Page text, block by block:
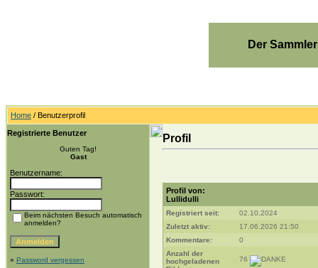
Der
Home / Benutzerprofil
Registrierte Benutzer
Guten Tag!
Gast
Benutzername:
Passwort:
Beim nächsten Besuch automatisch
anmelden?
» Password vergessen
Profil
Profil von:
Lullidulli
Registriert seit:
02.10.2024
Zuletzt aktiv:
17.06.2026 21:50
Kommentare:
0
Anzahl der
hochgeladenen
76